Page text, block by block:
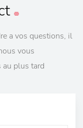
a vos questions, il
vous
au plus tard